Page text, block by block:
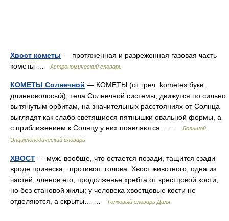
Хвост кометы — протяженная и разреженная газовая часть
кометы …
Астрономический словарь
КОМЕТЫ Солнечной — КОМЕТЫ (от греч. kometes букв.
длинноволосый), тела Солнечной системы, движутся по сильно
вытянутым орбитам, на значительных расстояниях от Солнца
выглядят как слабо светящиеся пятнышки овальной формы, а
с приближением к Солнцу у них появляются… …
Большой
Энциклопедический словарь
ХВОСТ — муж. вообще, что остается позади, тащится сзади
вроде привеска, ·противоп. голова. Хвост животного, одна из
частей, членов его, продолженье хребта от крестцовой кости,
но без становой жилы; у человека хвостцовые кости не
отделяются, а скрыты… …
Толковый словарь Даля